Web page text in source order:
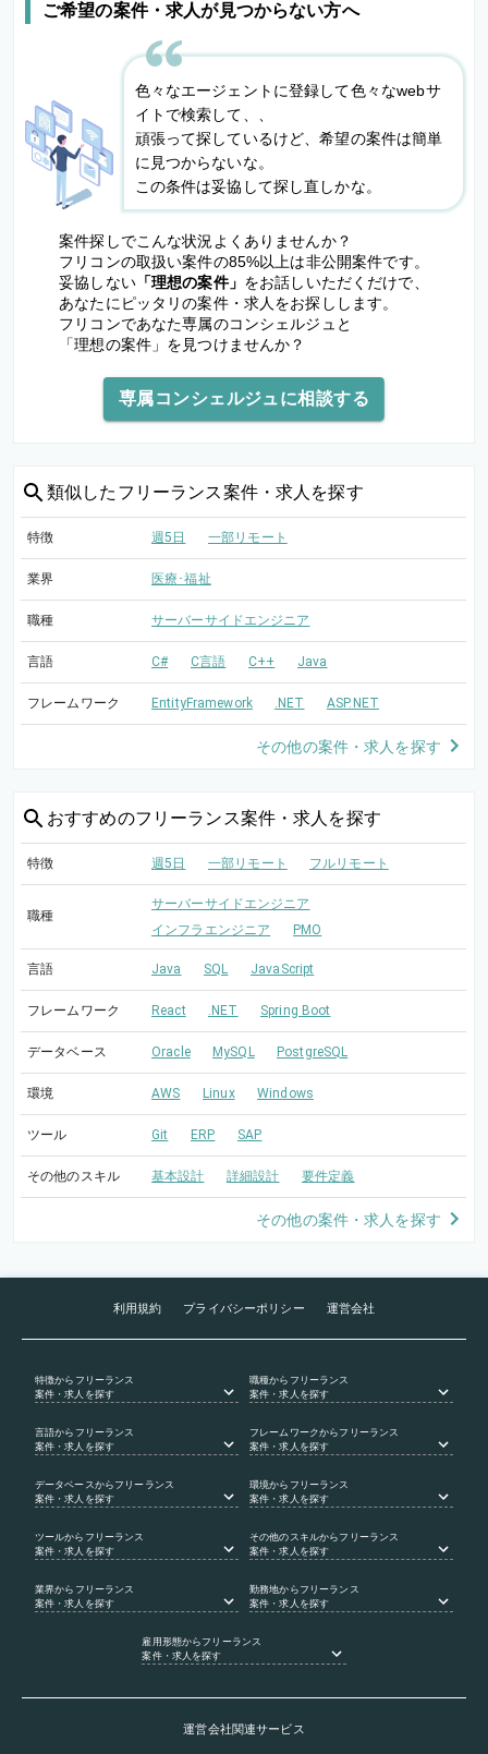
ご希望の案件・求人が見つからない方へ
色々なエージェントに登録して色々なwebサ
イトで検索して、、
頑張って探しているけど、希望の案件は簡単
に見つからないな。
この条件は妥協して探し直しかな。
案件探しでこんな状況よくありませんか？
フリコンの取扱い案件の85%以上は非公開案件です。
妥協しない「理想の案件」 をお話しいただくだけで、
あなたにピッタリの案件・求人をお探しします。
フリコンであなた専属のコンシェルジュと
「理想の案件」を見つけませんか？
専属コンシェルジュに相談する
類似した フリーランス案件・求人を探す
特徴 週5日 一部リモート
業界 医療･福祉
職種 サーバーサイドエンジニア
言語 C# C言語 C++ Java
フレームワーク EntityFramework .NET ASP.NET
その他の案件・求人を探す
おすすめのフリーランス案件・求人を探す
特徴 週5日 一部リモート フルリモート
職種
サーバーサイドエンジニア
インフラエンジニア
PMO
言語 Java SQL JavaScript
フレームワーク React .NET Spring Boot
データベース Oracle MySQL PostgreSQL
環境 AWS Linux Windows
ツール Git ERP SAP
その他のスキル 基本設計 詳細設計 要件定義
その他の案件・求人を探す
利用規約 プライバシーポリシー 運営会社
特徴からフリーランス
案件・求人を探す
職種からフリーランス
案件・求人を探す
言語からフリーランス
案件・求人を探す
フレームワークからフリーランス
案件・求人を探す
データベース からフリーランス
案件・求人を探す
環境からフリーランス
案件・求人を探す
ツールからフリーランス
案件・求人を探す
その他のスキルからフリーランス
案件・求人を探す
業界からフリーランス
案件・求人を探す
勤務地からフリーランス
案件・求人を探す
雇用形態からフリーランス
案件・求人を探す
運営会社関連サービス